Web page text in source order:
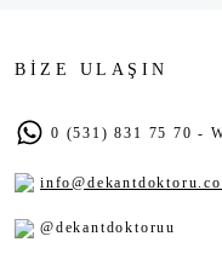
BİZE ULAŞIN
0 (531) 831 75 70 -
@dekantdoktoruu